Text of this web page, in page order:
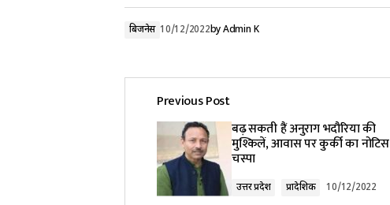
बिजनेस 10/12/2022byAdmin K
Previous Post
बढ़ सकती हैं अनुराग भदौरिया की
मुश्किलें, आवास पर कुर्की का नोटिस
चस्पा
उत्तर प्रदेश प्रादेशिक 10/12/2022